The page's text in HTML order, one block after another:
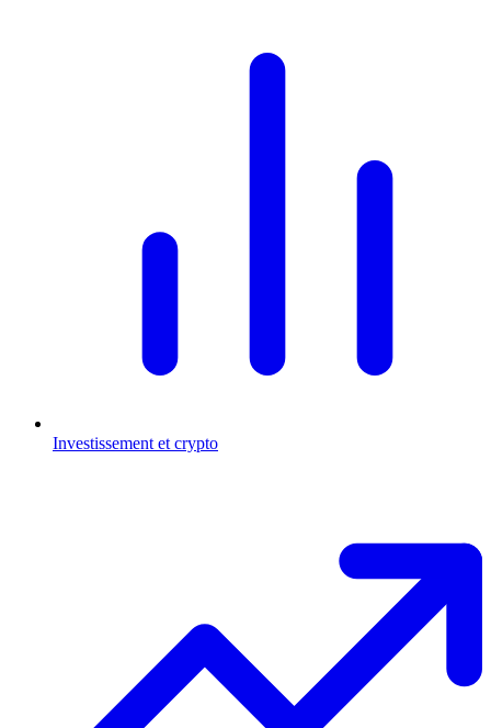
Investissement et crypto